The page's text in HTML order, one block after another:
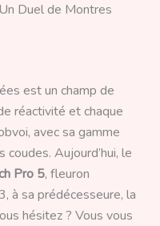
Duel de Montres
est un champ de
réactivité et chaque
avec sa gamme
Aujourd’hui, le
Pro 5, fleuron
à sa prédécesseure, la
hésitez ? Vous vous